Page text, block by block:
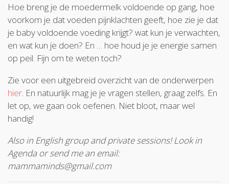
Hoe breng je de moedermelk voldoende op gang, hoe
voorkom je dat voeden pijnklachten geeft, hoe zie je dat
je baby voldoende voeding krijgt? wat kun je verwachten,
en wat kun je doen? En … hoe houd je je energie samen
op peil. Fijn om te weten toch?
Zie voor een uitgebreid overzicht van de onderwerpen
hier. En natuurlijk mag je je vragen stellen, graag zelfs. En
let op, we gaan ook oefenen. Niet bloot, maar wel
handig!
Also in English group and private sessions! Look in
Agenda or send me an email:
mammaminds@gmail.com